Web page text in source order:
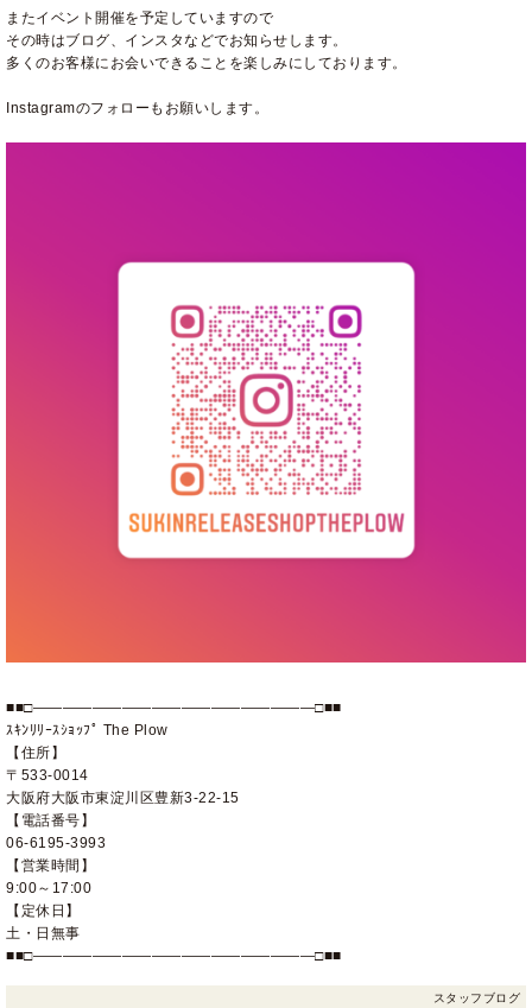
またイベント開催を予定していますので
その時はブログ、インスタなどでお知らせします。
多くのお客様にお会いできることを楽しみにしております。
Instagramのフォローもお願いします。
■■□―――――――――――――――――――□■■
ｽｷﾝﾘﾘｰｽｼｮｯﾌﾟ The Plow
【住所】
〒533-0014
大阪府大阪市東淀川区豊新3-22-15
【電話番号】
06-6195-3993
【営業時間】
9:00～17:00
【定休日】
土・日無事
■■□―――――――――――――――――――□■■
スタッフブログ